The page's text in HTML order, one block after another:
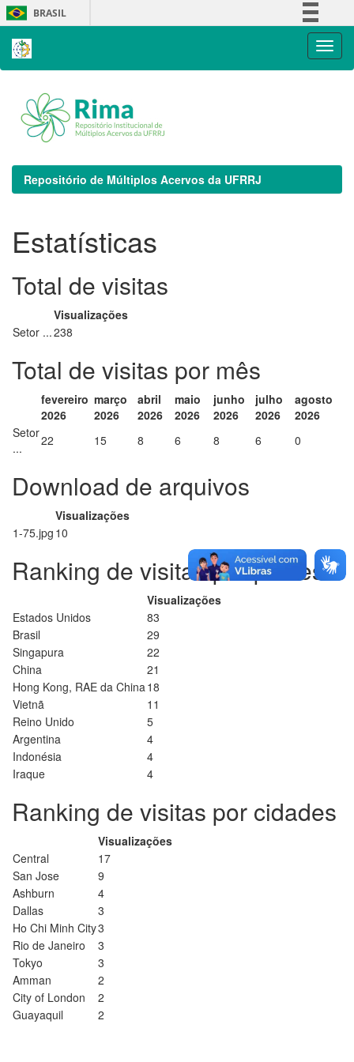
Skip
navigation
BRASIL
Repositório de Múltiplos Acervos da UFRRJ
Estatísticas
Total de visitas
Visualizações
Setor ...238
Total de visitas por mês
fevereiro
2026
março
2026
abril
2026
maio
2026
junho
2026
julho
2026
agosto
2026
Setor
...
22 15 8 6 8 6 0
Download de arquivos
Visualizações
1-75.jpg 10
Ranking de visitas por países
Visualizações
Estados Unidos
83
Brasil
29
Singapura
22
China
21
Hong Kong, RAE da China 18
Vietnã
11
Reino Unido
5
Argentina
4
Indonésia
4
Iraque
4
Ranking de visitas por cidades
Visualizações
Central
17
San Jose
9
Ashburn
4
Dallas
3
Ho Chi Minh City3
Rio de Janeiro
3
Tokyo
3
Amman
2
City of London
2
Guayaquil
2